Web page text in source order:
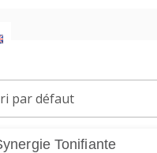
Tonifiante